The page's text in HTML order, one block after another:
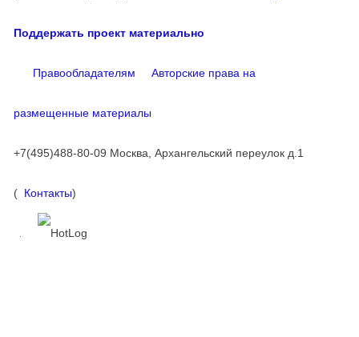
Поддержать проект материально
Правообладателям Авторские права на
размещенные материалы
+7(495)488-80-09 Москва, Архангельский переулок д.1
( Контакты)